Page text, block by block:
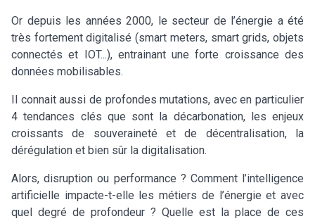
Or depuis les années 2000, le secteur de l’énergie a été
très fortement digitalisé (smart meters, smart grids, objets
connectés et IOT...), entrainant une forte croissance des
données mobilisables.
Il connait aussi de profondes mutations, avec en particulier
4 tendances clés que sont la décarbonation, les enjeux
croissants de souveraineté et de décentralisation, la
dérégulation et bien sûr la digitalisation.
Alors, disruption ou performance ? Comment l’intelligence
artificielle impacte-t-elle les métiers de l’énergie et avec
quel degré de profondeur ? Quelle est la place de ces